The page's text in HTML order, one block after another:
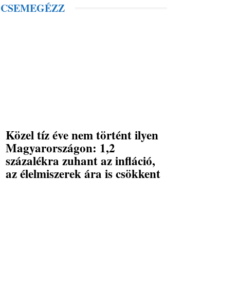
CSEMEGÉZZ
Közel tíz éve nem történt ilyen
Magyarországon: 1,2
százalékra zuhant az infláció,
az élelmiszerek ára is csökkent